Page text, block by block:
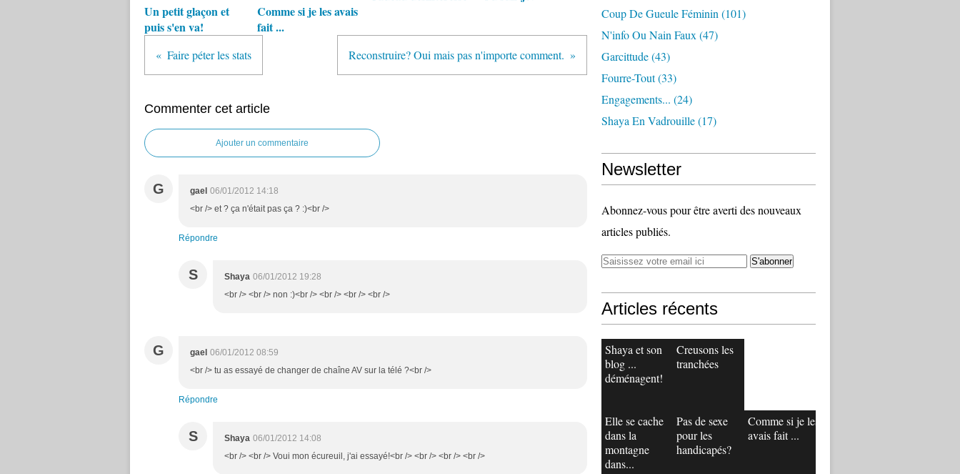
Un petit glaçon et
puis s'en va!
Comme si je les avais
fait ...
Faire péter les stats Reconstruire? Oui mais pas n'importe comment.
Commenter cet article
Ajouter un commentaire
G gael 06/01/2012 14:18
<br /> et ? ça n'était pas ça ? :)<br />
Répondre
S Shaya 06/01/2012 19:28
<br /> <br /> non :)<br /> <br /> <br /> <br />
G gael 06/01/2012 08:59
<br /> tu as essayé de changer de chaîne AV sur la télé ?<br />
Répondre
S Shaya 06/01/2012 14:08
<br /> <br /> Voui mon écureuil, j'ai essayé!<br /> <br /> <br /> <br />
Coup De Gueule Féminin (101)
N'info Ou Nain Faux (47)
Garcittude(43)
Fourre-Tout(33)
Engagements... (24)
Shaya En Vadrouille(17)
Newsletter
Abonnez-vous pour être averti des nouveaux
articles publiés.
Articles récents
Shaya et son
blog ...
déménagent!
Creusons les
tranchées
Elle se cache
dans la
montagne
dans...
Pas de sexe
pour les
handicapés?
Comme si je les
avais fait ...